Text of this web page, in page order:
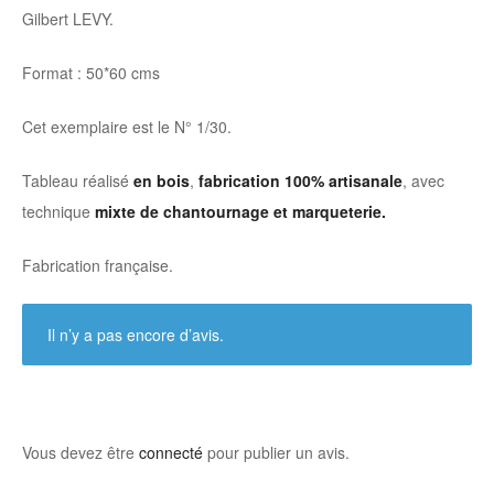
Gilbert LEVY.
Format : 50*60 cms
Cet exemplaire est le N° 1/30.
Tableau réalisé en bois, fabrication 100% artisanale, avec
technique mixte de chantournage et marqueterie.
Fabrication française.
Il n’y a pas encore d’avis.
Vous devez être connecté pour publier un avis.